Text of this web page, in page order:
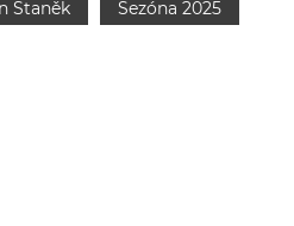
Staněk Sezóna 2025